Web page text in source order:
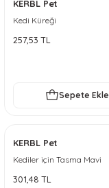
KERBL Pet
Kedi Küreği
257,53 TL
Sepete Ekle
KERBL Pet
Kediler için Tasma Mavi
301,48 TL